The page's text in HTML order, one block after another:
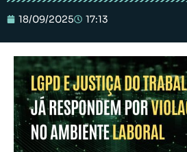
18/09/2025 17:13